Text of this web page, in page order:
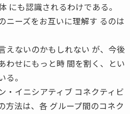
にも認識されるわけである。
ニーズをお互いに理解す るのは
えないのかもしれない が、今後
わせにもっと時 間を割く、とい
。
・イニシアティブ コネクティビ
方法は、各 グループ間のコネク